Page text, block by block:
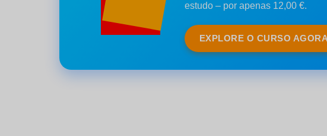
estudo – por apenas 12,00 €.
EXPLORE O CURSO AGORA